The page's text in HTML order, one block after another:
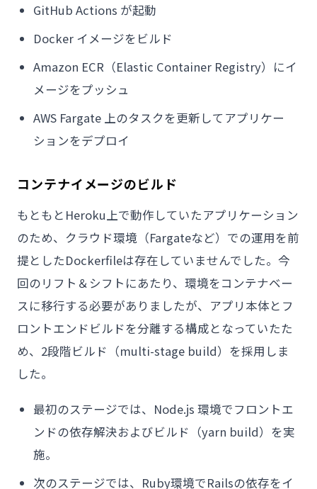
GitHub Actions が起動
Docker イメージをビルド
Amazon ECR（Elastic Container Registry）にイ
メージをプッシュ
AWS Fargate 上のタスクを更新してアプリケー
ションをデプロイ
コンテナイメージのビルド
もともとHeroku上で動作していたアプリケーション
のため、クラウド環境（Fargateなど）での運用を前
提としたDockerfileは存在していませんでした。今
回のリフト＆シフトにあたり、環境をコンテナベー
スに移行する必要がありましたが、アプリ本体とフ
ロントエンドビルドを分離する構成となっていたた
め、2段階ビルド（multi-stage build）を採用しま
した。
最初のステージでは、Node.js 環境でフロントエ
ンドの依存解決およびビルド（yarn build）を実
施。
次のステージでは、Ruby環境でRailsの依存をイ